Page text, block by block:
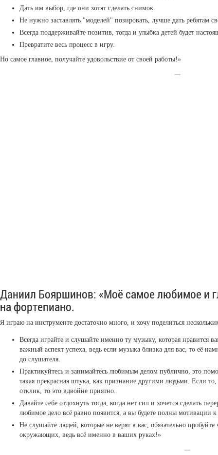
Дать им выбор, где они хотят сделать снимок.
Не нужно заставлять "моделей" позировать, лучше дать ребятам
Всегда поддерживайте позитив, тогда и улыбка детей будет
Превратите весь процесс в игру.
Но самое главное, получайте удовольствие от своей работы!»
Даниил Бояршинов: «Моё самое любимое и
на фортепиано.
Я играю на инструменте достаточно много, и хочу поделиться
Всегда играйте и слушайте именно ту музыку, которая нравится
важный аспект успеха, ведь если музыка близка для вас, то её
до слушателя.
Практикуйтесь и занимайтесь любимым делом публично, это
такая прекрасная штука, как признание другими людьми. Если
отклик, то это вдвойне приятно.
Давайте себе отдохнуть тогда, когда нет сил и хочется сделать
любимое дело всё равно появится, а вы будете полны мотивации
Не слушайте людей, которые не верят в вас, обязательно пробуйте
окружающих, ведь всё именно в ваших руках!»